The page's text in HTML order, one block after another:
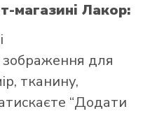
магазині Лакор:
зображення для
тканину,
“Додати